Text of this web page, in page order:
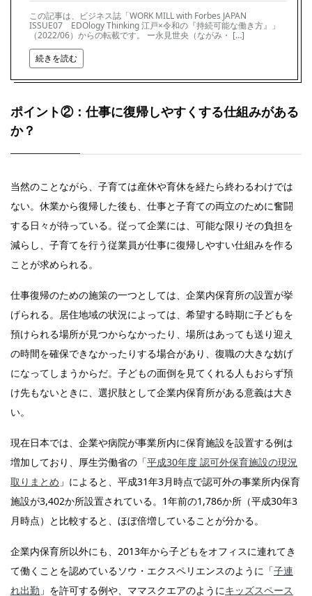
この記事は、ビジネス誌「WORK MILL with Forbes JAPAN
ISSUE07 EDOlogy Thinking 江戸×令和の『持続可能な働き方』」
（2022/06）からの転載です。 ー永見世央（ながみ・ […]
続きを読む
ポイント②：仕事に復帰しやすくする仕組みがある
か？
当然のことながら、子育ては産休や育休を経たら終わるわけでは
ない。休業から復帰した後も、仕事と子育ての両立のために奮闘
する日々が待っている。従って企業には、可能な限りその負担を
減らし、子育てを行う従業員が仕事に復帰しやすい仕組みを作る
ことが求められる。
仕事復帰のための施策の一つとしては、企業内保育所の設置が挙
げられる。居住地域の状況によっては、希望する時期に子どもを
預けられる場所が見つからなかったり、場所はあっても送り迎え
の時間を確保できなかったりする場合があり、復職の大きな妨げ
になってしまうからだ。子どもの面倒を見てくれる人もおらず預
け先もないときに、選択肢として企業内保育所がある意義は大き
い。
現在日本では、企業や病院が事業所内に保育施設を設置する例は
増加しており、厚生労働省の「平成30年度 認可外保育施設の現況
取りまとめ 」によると、平成31年3月時点で認可外の事業所内保育
施設が3,402か所設置されている。1年前の1,786か所（平成30年3
月時点）と比較すると、ほぼ倍増していることが分かる。
企業内保育所以外にも、2013年から子どもをオフィスに連れてき
て働くことを認めているソウ・エクスペリエンスのように「子連
れ出勤 」を許可する例や、ママスクエアのようにキッズスペース